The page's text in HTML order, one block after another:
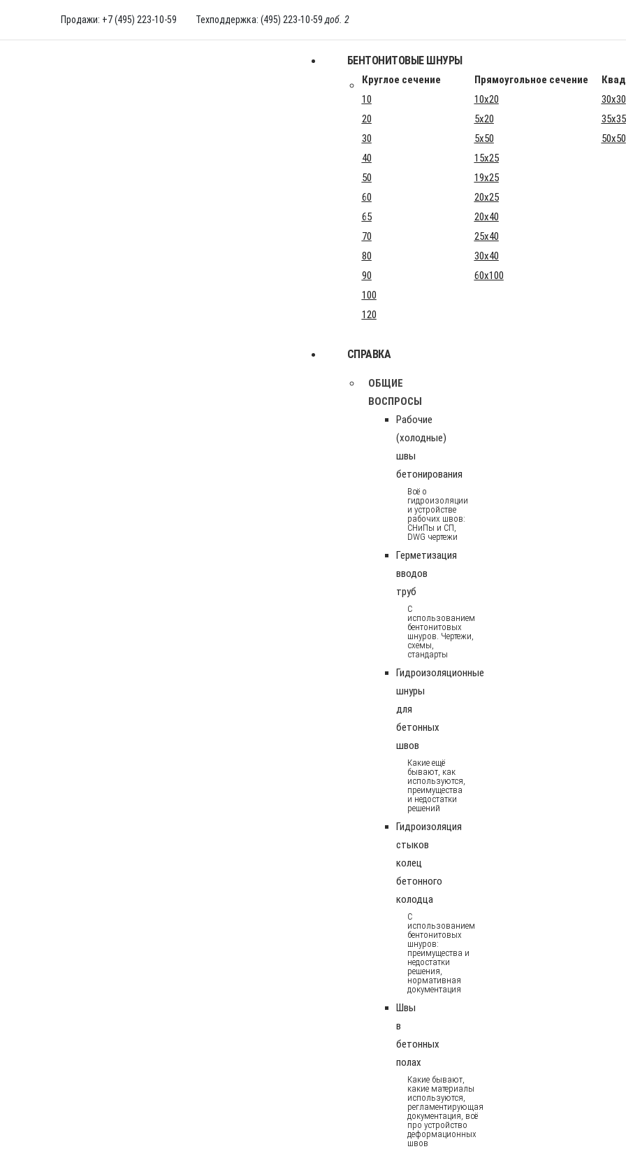
Продажи: +7 (495) 223-10-59 Техподдержка: (495) 223-10-59 доб. 2
БЕНТОНИТОВЫЕ ШНУРЫ
Круглое сечение Прямоугольное сечение
10
10x20
30x30
20
5x20
35x35
30
5x50
50x50
40
15x25
50
19x25
60
20x25
65
20x40
70
25x40
80
30x40
90
60x100
100
120
СПРАВКА
ОБЩИЕ
ВОСПРОСЫ
Рабочие
(холодные)
швы
бетонирования
Всё о
гидроизоляции
и устройстве
рабочих швов:
СНиПы и СП,
DWG чертежи
Герметизация
вводов
труб
С
использованием
бентонитовых
шнуров. Чертежи,
схемы,
стандарты
Гидроизоляционные
шнуры
для
бетонных
швов
Какие ещё
бывают, как
используются,
преимущества
и недостатки
решений
Гидроизоляция
стыков
колец
бетонного
колодца
С
использованием
бентонитовых
шнуров:
преимущества и
недостатки
решения,
нормативная
документация
Швы
в
бетонных
полах
Какие бывают,
какие материалы
используются,
регламентирующая
документация, всё
про устройство
деформационных
швов